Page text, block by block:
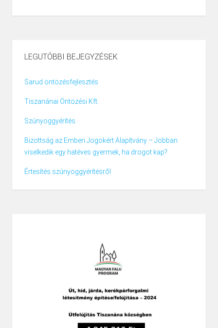
LEGUTÓBBI BEJEGYZÉSEK
Sarud öntözésfejlesztés
Tiszanánai Öntözési Kft.
Szúnyoggyérítés
Bizottság az Emberi Jogokért Alapítvány – Jobban
viselkedik egy hatéves gyermek, ha drogot kap?
Értesítés szúnyoggyérítésről